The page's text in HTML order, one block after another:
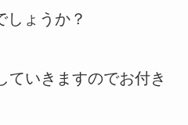
しょうか？
いきますのでお付き